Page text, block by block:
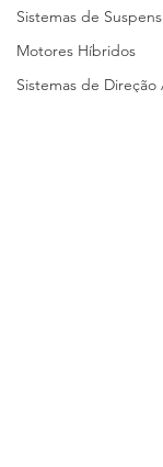
Sistemas de
Motores Híbridos
Sistemas de Direção